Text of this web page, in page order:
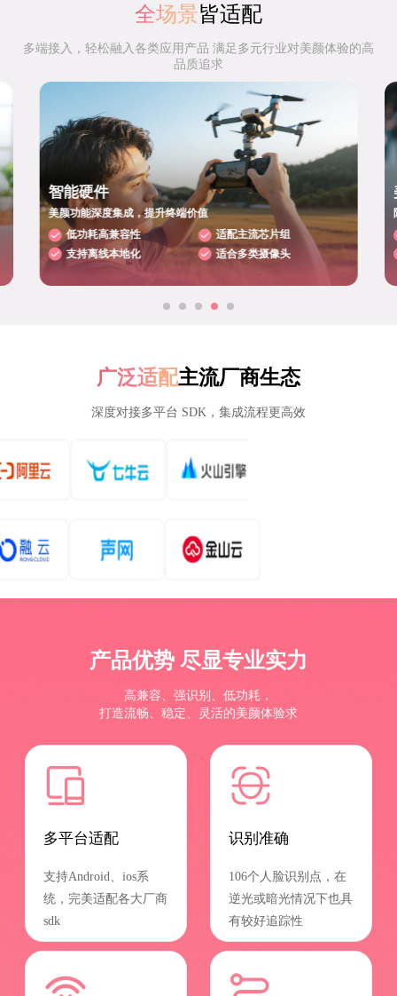
全场景皆适配
多端接入，轻松融入各类应用产品 满足多元行业对美颜体验的高
品质追求
智能硬件
美颜功能深度集成，提升终端价值
低功耗高兼容性
适配主流芯片组
支持离线本地化
适合多类摄像头
广泛适配主流厂商生态
深度对接多平台 SDK，集成流程更高效
产品优势 尽显专业实力
高兼容、强识别、低功耗，
打造流畅、稳定、灵活的美颜体验求
多平台适配
支持Android、ios系
统，完美适配各大厂商
sdk
识别准确
106个人脸识别点，在
逆光或暗光情况下也具
有较好追踪性